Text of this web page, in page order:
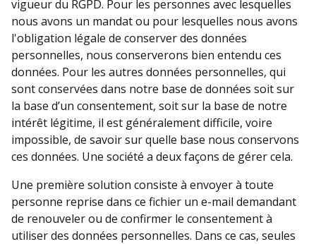
vigueur du RGPD. Pour les personnes avec lesquelles
nous avons un mandat ou pour lesquelles nous avons
l'obligation légale de conserver des données
personnelles, nous conserverons bien entendu ces
données. Pour les autres données personnelles, qui
sont conservées dans notre base de données soit sur
la base d’un consentement, soit sur la base de notre
intérêt légitime, il est généralement difficile, voire
impossible, de savoir sur quelle base nous conservons
ces données. Une société a deux façons de gérer cela.
Une première solution consiste à envoyer à toute
personne reprise dans ce fichier un e-mail demandant
de renouveler ou de confirmer le consentement à
utiliser des données personnelles. Dans ce cas, seules